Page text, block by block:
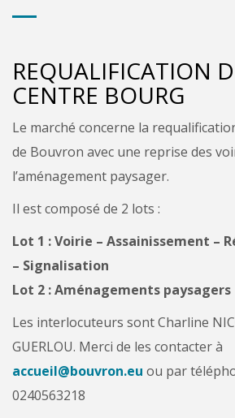
REQUALIFICATION
CENTRE BOURG
Le marché concerne la
de Bouvron avec une reprise des
l’aménagement paysager.
Il est composé de 2 lots :
Lot 1 : Voirie – Assainissement –
– Signalisation
Lot 2 : Aménagements paysagers
Les interlocuteurs sont Charline
GUERLOU. Merci de les contacter à
accueil@bouvron.eu ou par
0240563218